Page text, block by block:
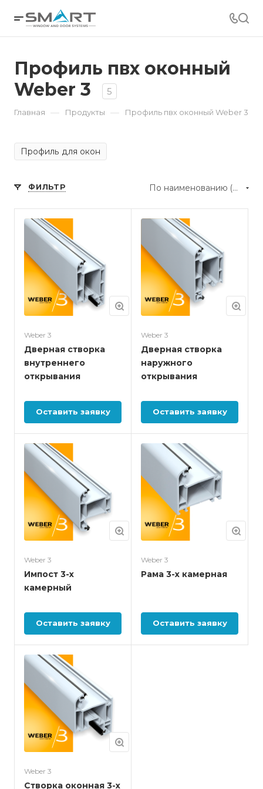
Профиль пвх оконный
Weber 3
5
Главная — Продукты — Профиль пвх оконный Weber 3
Профиль для окон
ФИЛЬТР По наименованию (А-Я)
Weber 3
Дверная створка
внутреннего
открывания
Оставить заявку
Weber 3
Дверная створка
наружного
открывания
Оставить заявку
Weber 3
Импост 3-х
камерный
Оставить заявку
Weber 3
Рама 3-х камерная
Оставить заявку
Weber 3
Створка оконная 3-х